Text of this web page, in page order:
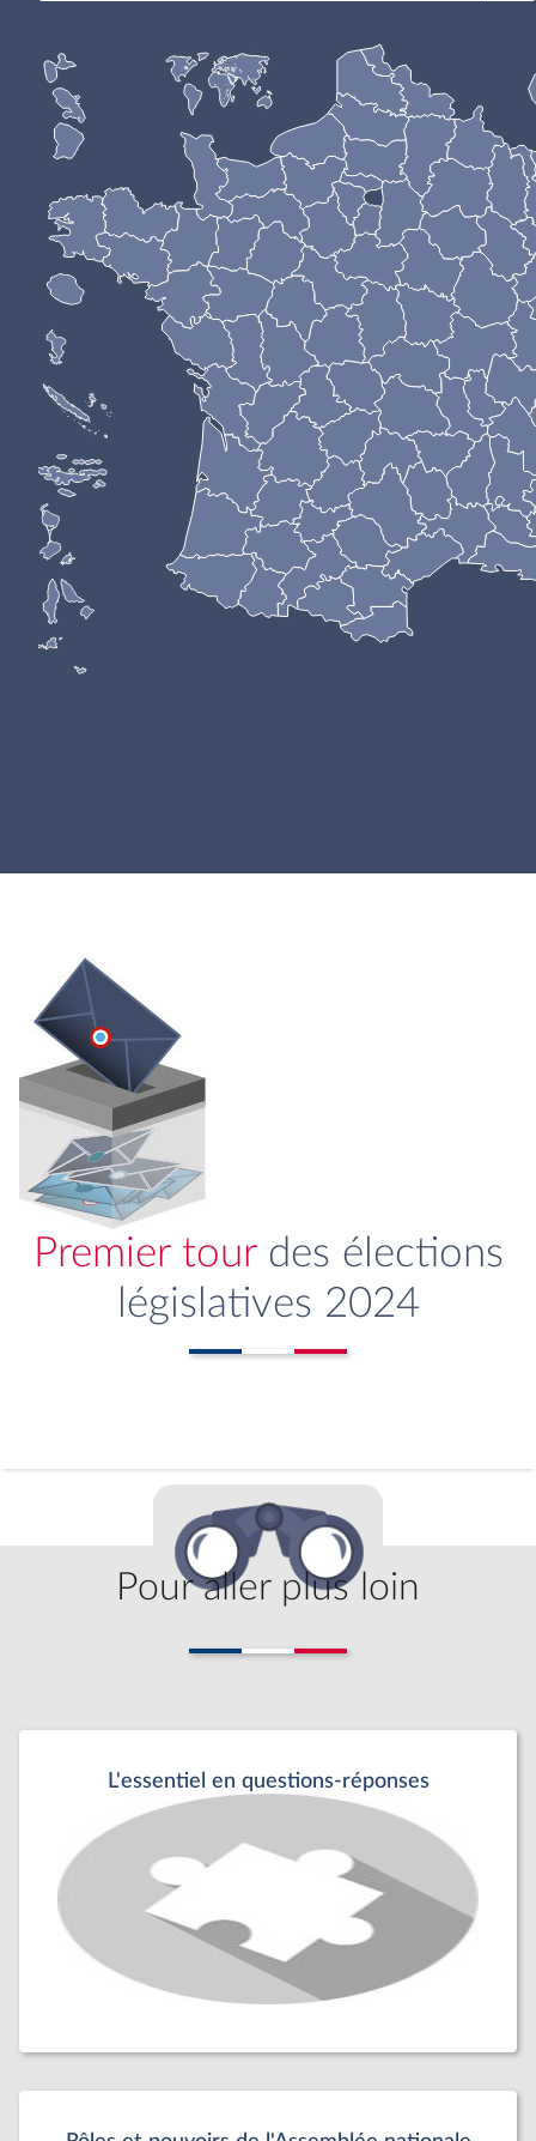
Premier tourdes élections
législatives 2024
Pour aller plus loin
L'essentiel en questions-réponses